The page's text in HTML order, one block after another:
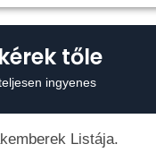
tőle
ingyenes
Listája.